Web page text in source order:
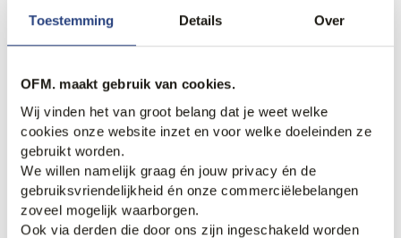
Toestemming Details Over
OFM. maakt gebruik van cookies.
Wij vinden het van groot belang dat je weet welke
cookies onze website inzet en voor welke doeleinden ze
gebruikt worden.
We willen namelijk graag én jouw privacy én de
gebruiksvriendelijkheid én onze commerciëlebelangen
zoveel mogelijk waarborgen.
Ook via derden die door ons zijn ingeschakeld worden
Xacus Active Overhemd
179,95
Polo Ralph Lauren
50,00
Nieuw.